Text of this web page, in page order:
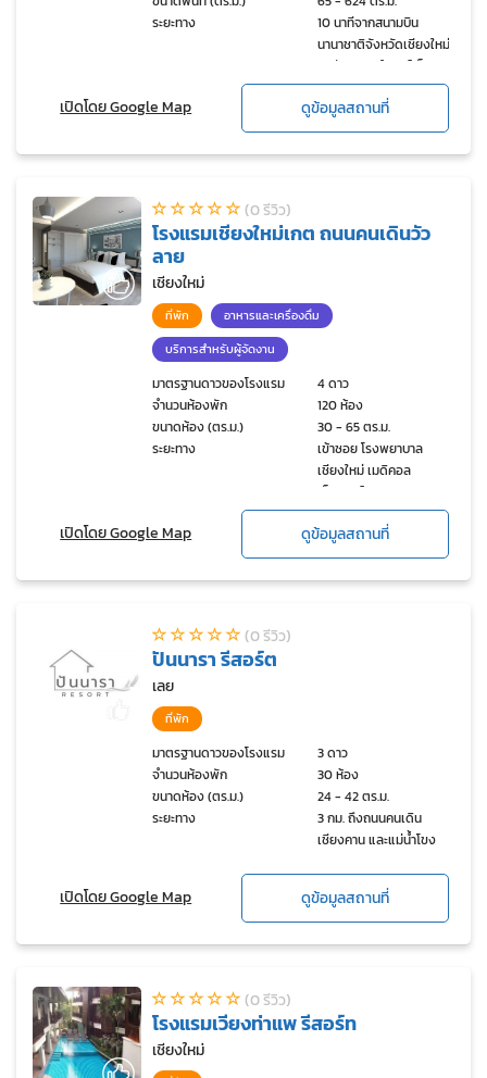
ระยะทาง
10 นาทีจากสนามบิน
นานาชาติจังหวัดเชียงใหม่, 5
นาทีจากจริงใจมาร์เก็ต, 10
นาทีจากศูนย์ประชุมนานาชาติ
จังหวัดเชียง, 10 นาทีจาก
ถนนคนเดินท่าแพ, 10 นาที
จากถนนนิมมานเหมินทร์ใหม่
เปิดโดย Google Map ดูข้อมูลสถานที่
(0 รีวิว)
โรงแรมเชียงใหม่เกต ถนนคนเดินวัว
ลาย
เชียงใหม่
ที่พัก
อาหารและเครื่องดื่ม
บริการสำหรับผู้จัดงาน
มาตรฐานดาวของโรงแรม
4 ดาว
จำนวนห้องพัก
120 ห้อง
ขนาดห้อง (ตร.ม.)
30 - 65 ตร.ม.
ระยะทาง
เข้าซอย โรงพยาบาล
เชียงใหม่ เมดิคอล
เซ็นเตอร์150เมตร
เปิดโดย Google Map ดูข้อมูลสถานที่
(0 รีวิว)
ปันนารา รีสอร์ต
เลย
ที่พัก
มาตรฐานดาวของโรงแรม
3 ดาว
จำนวนห้องพัก
30 ห้อง
ขนาดห้อง (ตร.ม.)
24 - 42 ตร.ม.
ระยะทาง
3 กม. ถึงถนนคนเดิน
เชียงคาน และแม่น้ำโขง
เปิดโดย Google Map ดูข้อมูลสถานที่
(0 รีวิว)
โรงแรมเวียงท่าแพ รีสอร์ท
เชียงใหม่